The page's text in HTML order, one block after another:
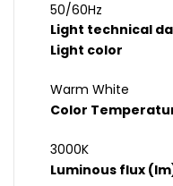
50/60Hz
Light technical
Light color
Warm White
Color
3000K
Luminous flux